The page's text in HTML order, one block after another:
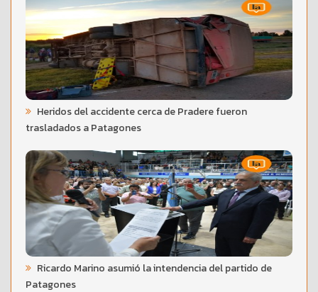
Heridos del accidente cerca de Pradere fueron
trasladados a Patagones
Ricardo Marino asumió la intendencia del partido de
Patagones